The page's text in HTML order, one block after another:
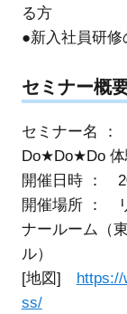
る方
●新入社員研
セミナー概
セミナー名
Do★Do★Do 体
開催日時 ：
開催場所 ：
ナールーム（
ル）
[地図]
ss/